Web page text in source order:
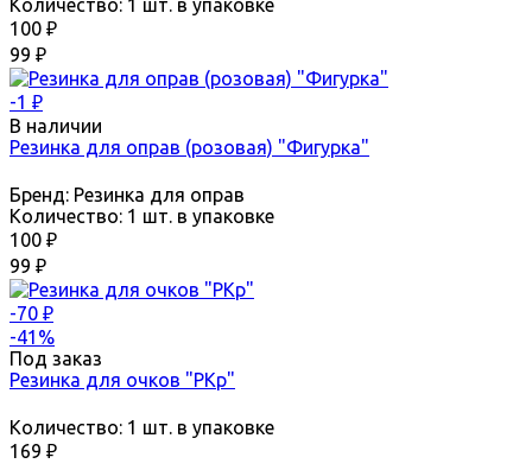
Количество: 1 шт. в упаковке
100 ₽
99 ₽
-1 ₽
В наличии
Резинка для оправ (розовая) "Фигурка"
Бренд: Резинка для оправ
Количество: 1 шт. в упаковке
100 ₽
99 ₽
-70 ₽
-41%
Под заказ
Резинка для очков "РКр"
Количество: 1 шт. в упаковке
169 ₽